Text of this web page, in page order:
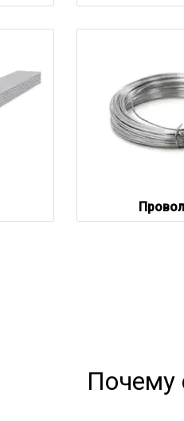
Почему